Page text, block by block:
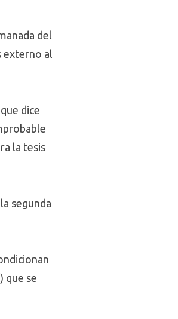
del
externo al
dice
la tesis
segunda
que se